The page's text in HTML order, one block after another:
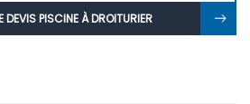
DEVIS PISCINE À DROITURIER